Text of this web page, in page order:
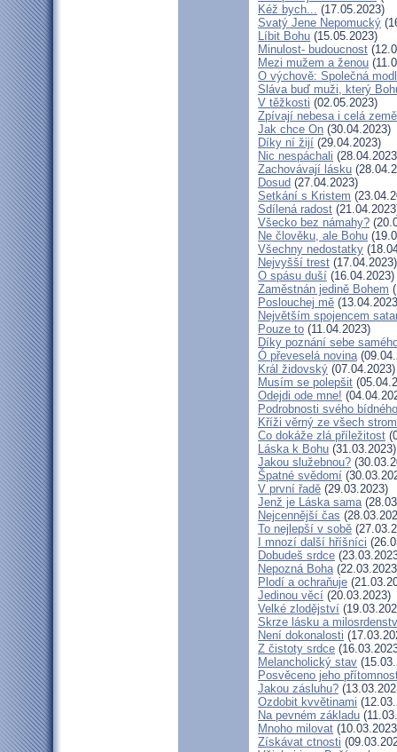
Kéž bych... (17.05.2023)
Svatý Jene Nepomucký
Líbit Bohu (15.05.2023)
Minulost- budoucnost
Mezi mužem a ženou
O výchově: Společná
Sláva buď muži, který
V těžkosti (02.05.2023)
Zpívají nebesa i celá země
Jak chce On (30.04.2023)
Díky ní žijí (29.04.2023)
Nic nespáchali
Zachovávají lásku
Dosud (27.04.2023)
Setkání s Kristem
Sdílená radost
Všecko bez námahy?
Ne člověku, ale Bohu
Všechny nedostatky
Nejvyšší trest (17.04.2023)
O spásu duší (16.04.2023)
Zaměstnán jedině Bohem
Poslouchej mě
Největším spojencem
Pouze to (11.04.2023)
Díky poznání sebe
Ó převeselá novina
Král židovský (07.04.2023)
Musím se polepšit
Odejdi ode mne!
Podrobnosti svého
Kříži věrný ze všech
Co dokáže zlá příležitost
Láska k Bohu (31.03.2023)
Jakou služebnou?
Špatné svědomí
V první řadě (29.03.2023)
Jenž je Láska sama
Nejcennější čas
To nejlepší v sobě
I mnozí další hříšníci
Dobudeš srdce
Nepozná Boha
Plodí a ochraňuje
Jedinou věcí (20.03.2023)
Velké zlodějství
Skrze lásku a
Není dokonalosti
Z čistoty srdce
Melancholický stav
Posvěceno jeho
Jakou zásluhu?
Ozdobit kvvětinami
Na pevném základu
Mnoho milovat
Získávat ctnosti